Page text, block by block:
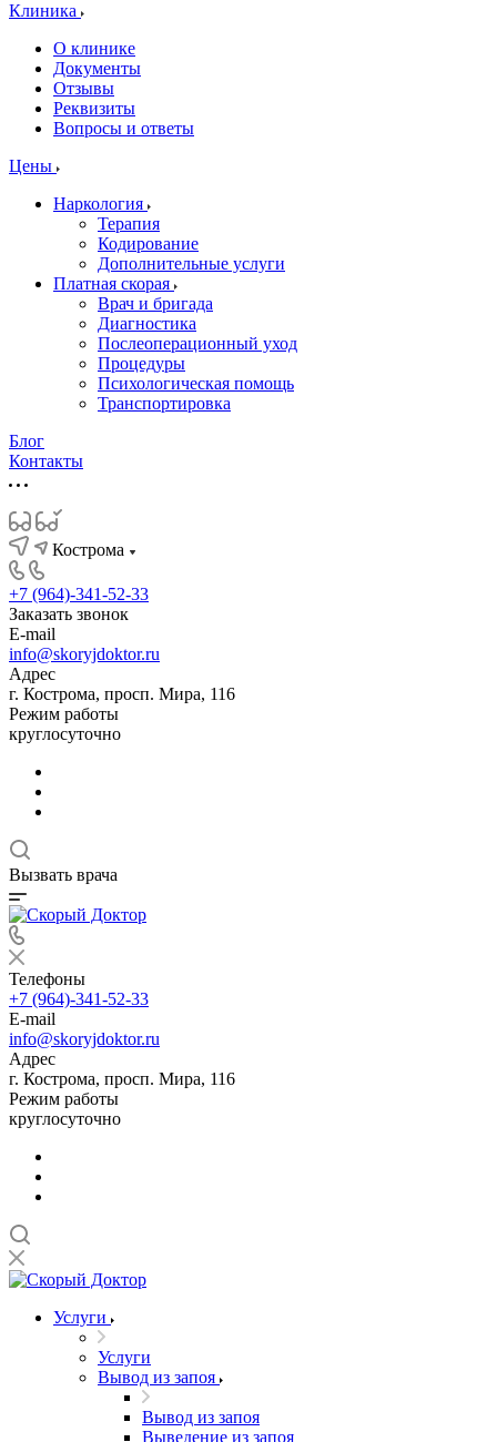
Клиника
О клинике
Документы
Отзывы
Реквизиты
Вопросы и ответы
Цены
Наркология
Терапия
Кодирование
Дополнительные услуги
Платная скорая
Врач и бригада
Диагностика
Послеоперационный уход
Процедуры
Психологическая помощь
Транспортировка
Блог
Контакты
Кострома
+7 (964)-341-52-33
Заказать звонок
E-mail
info@skoryjdoktor.ru
Адрес
г. Кострома, просп. Мира, 116
Режим работы
круглосуточно
Вызвать врача
Телефоны
+7 (964)-341-52-33
E-mail
info@skoryjdoktor.ru
Адрес
г. Кострома, просп. Мира, 116
Режим работы
круглосуточно
Услуги
Услуги
Вывод из запоя
Вывод из запоя
Выведение из запоя